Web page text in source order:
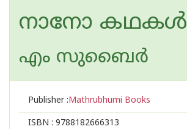
നാനോ കഥകള്‍
എം സുബൈര്‍
Publisher :Mathrubhumi Books
ISBN : 9788182666313